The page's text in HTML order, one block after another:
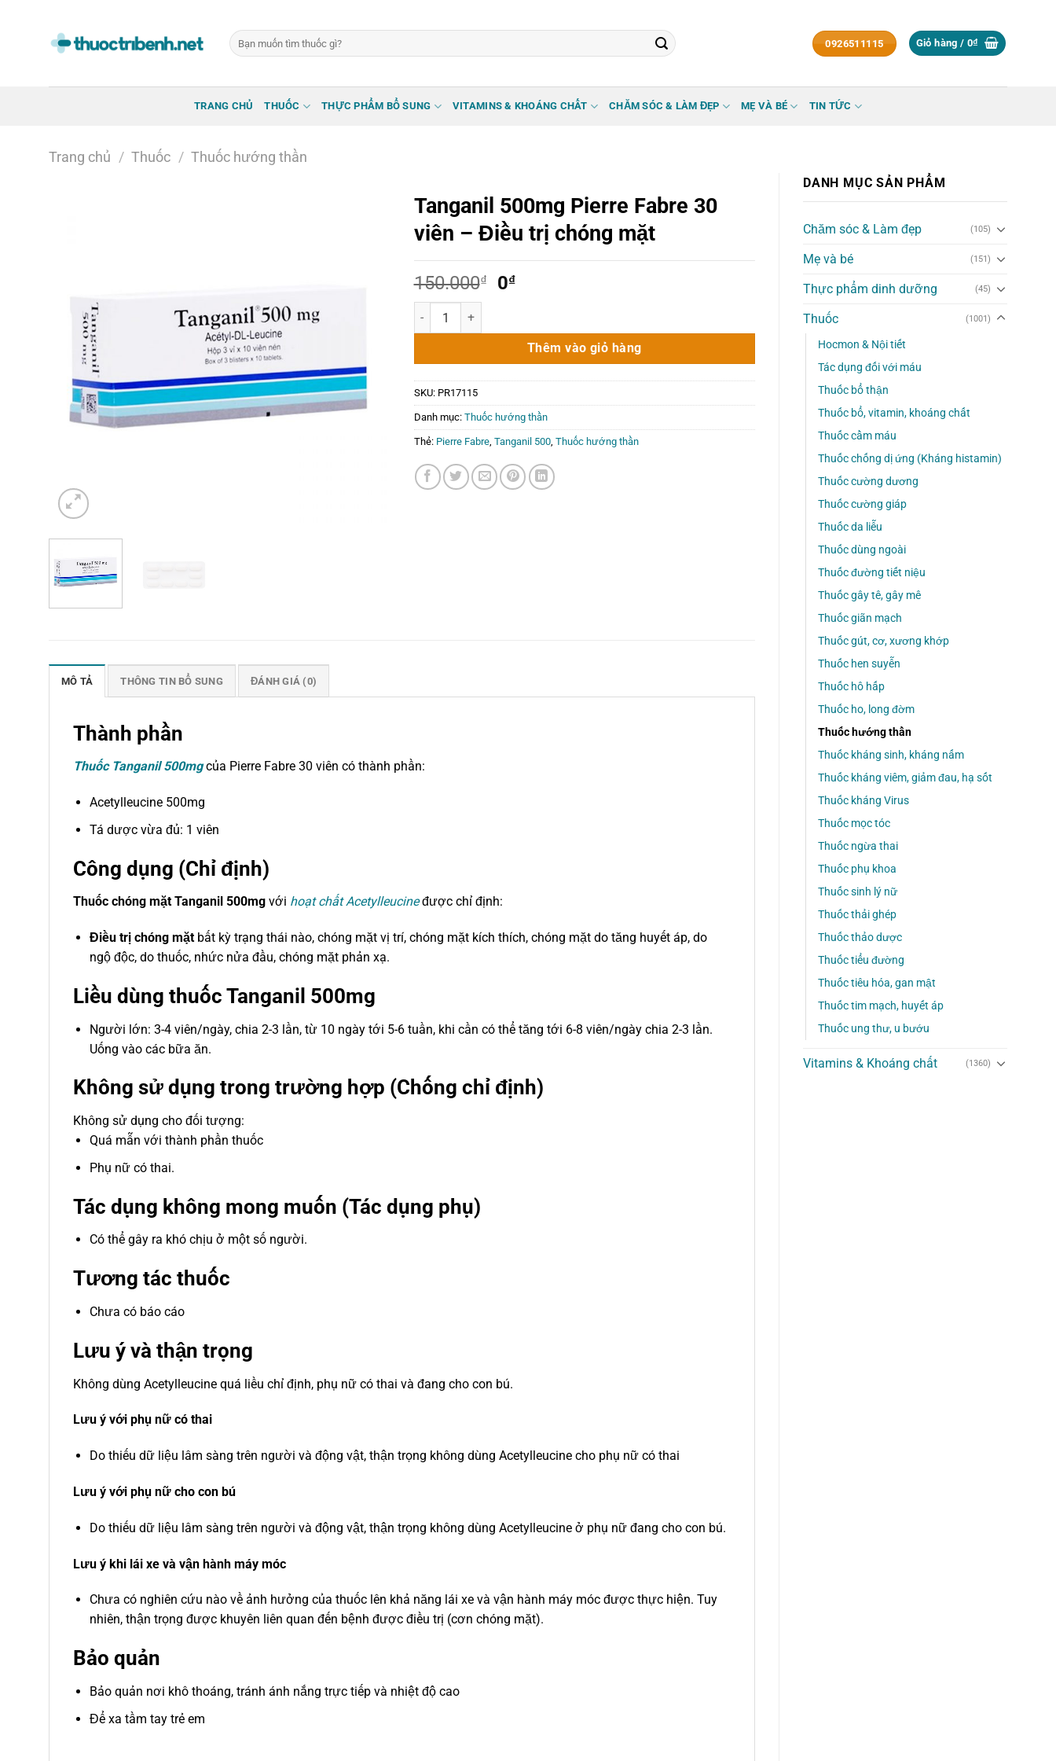
Tìm
kiếm:
0926511115 Giỏ hàng / 0₫
TRANG CHỦ THUỐC THỰC PHẨM BỔ SUNG VITAMINS & KHOÁNG CHẤT CHĂM SÓC & LÀM ĐẸP MẸ VÀ BÉ TIN TỨC
Trang chủ / Thuốc / Thuốc hướng thần
DANH MỤC SẢN PHẨM
Chăm sóc & Làm đẹp (105)
Mẹ và bé (151)
Thực phẩm dinh dưỡng (45)
Thuốc (1001)
Hocmon & Nội tiết
Tác dụng đối với máu
Thuốc bổ thận
Thuốc bổ, vitamin, khoáng chất
Thuốc cầm máu
Thuốc chống dị ứng (Kháng histamin)
Thuốc cường dương
Thuốc cường giáp
Thuốc da liễu
Thuốc dùng ngoài
Thuốc đường tiết niệu
Thuốc gây tê, gây mê
Thuốc giãn mạch
Thuốc gút, cơ, xương khớp
Thuốc hen suyễn
Thuốc hô hấp
Thuốc ho, long đờm
Thuốc hướng thần
Thuốc kháng sinh, kháng nấm
Thuốc kháng viêm, giảm đau, hạ sốt
Thuốc kháng Virus
Thuốc mọc tóc
Thuốc ngừa thai
Thuốc phụ khoa
Thuốc sinh lý nữ
Thuốc thải ghép
Thuốc thảo dược
Thuốc tiểu đường
Thuốc tiêu hóa, gan mật
Thuốc tim mạch, huyết áp
Thuốc ung thư, u bướu
Vitamins & Khoáng chất (1360)
Tanganil 500mg Pierre Fabre 30
viên – Điều trị chóng mặt
150.000₫
Giá
150.000₫.
0₫Giá
là:
0₫.
Tanganil 500mg Pierre Fabre 30 viên - Điều trị chóng mặt số lượng
Thêm vào giỏ hàng
SKU: PR17115
Danh mục: Thuốc hướng thần
Thẻ: Pierre Fabre, Tanganil 500, Thuốc hướng thần
MÔ TẢ THÔNG TIN BỔ SUNG ĐÁNH GIÁ (0)
Thành phần
Thuốc Tanganil 500mgcủa Pierre Fabre 30 viên có thành phần:
Acetylleucine 500mg
Tá dược vừa đủ: 1 viên
Công dụng (Chỉ định)
Thuốc chóng mặt Tanganil 500mg với hoạt chất Acetylleucineđược chỉ định:
Điều trị chóng mặtbất kỳ trạng thái nào, chóng mặt vị trí, chóng mặt kích thích, chóng mặt do tăng huyết áp, do
ngộ độc, do thuốc, nhức nửa đầu, chóng mặt phản xạ.
Liều dùng thuốc Tanganil 500mg
Người lớn: 3-4 viên/ngày, chia 2-3 lần, từ 10 ngày tới 5-6 tuần, khi cần có thể tăng tới 6-8 viên/ngày chia 2-3 lần.
Uống vào các bữa ăn.
Không sử dụng trong trường hợp (Chống chỉ định)
Không sử dụng cho đối tượng:
Quá mẫn với thành phần thuốc
Phụ nữ có thai.
Tác dụng không mong muốn (Tác dụng phụ)
Có thể gây ra khó chịu ở một số người.
Tương tác thuốc
Chưa có báo cáo
Lưu ý và thận trọng
Không dùng Acetylleucine quá liều chỉ định, phụ nữ có thai và đang cho con bú.
Lưu ý với phụ nữ có thai
Do thiếu dữ liệu lâm sàng trên người và động vật, thận trọng không dùng Acetylleucine cho phụ nữ có thai
Lưu ý với phụ nữ cho con bú
Do thiếu dữ liệu lâm sàng trên người và động vật, thận trọng không dùng Acetylleucine ở phụ nữ đang cho con bú.
Lưu ý khi lái xe và vận hành máy móc
Chưa có nghiên cứu nào về ảnh hưởng của thuốc lên khả năng lái xe và vận hành máy móc được thực hiện. Tuy
nhiên, thận trọng được khuyên liên quan đến bệnh được điều trị (cơn chóng mặt).
Bảo quản
Bảo quản nơi khô thoáng, tránh ánh nắng trực tiếp và nhiệt độ cao
Để xa tầm tay trẻ em